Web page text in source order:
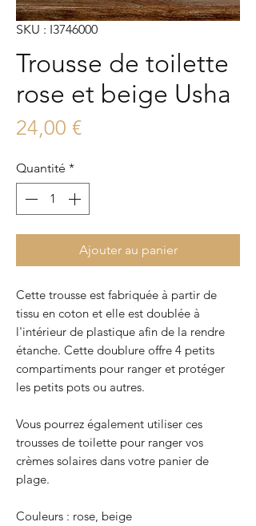
SKU : I3746000
Trousse de toilette
rose et beige Usha
24,00 €Prix
Quantité *
Ajouter au panier
Cette trousse est fabriquée à partir de
tissu en coton et elle est doublée à
l'intérieur de plastique afin de la rendre
étanche. Cette doublure offre 4 petits
compartiments pour ranger et protéger
les petits pots ou autres.
Vous pourrez également utiliser ces
trousses de toilette pour ranger vos
crèmes solaires dans votre panier de
plage.
Couleurs : rose, beige